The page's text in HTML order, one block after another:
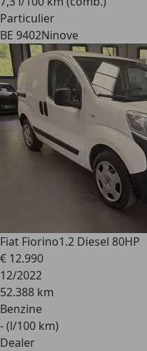
Particulier
BE 9402Ninove
Fiat Fiorino1.2 Diesel 80HP
€ 12.990
12/2022
52.388 km
Benzine
- (l/100 km)
Dealer